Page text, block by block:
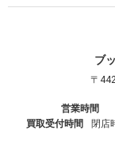
ブ
〒
営業時間
買取受付時間
閉店